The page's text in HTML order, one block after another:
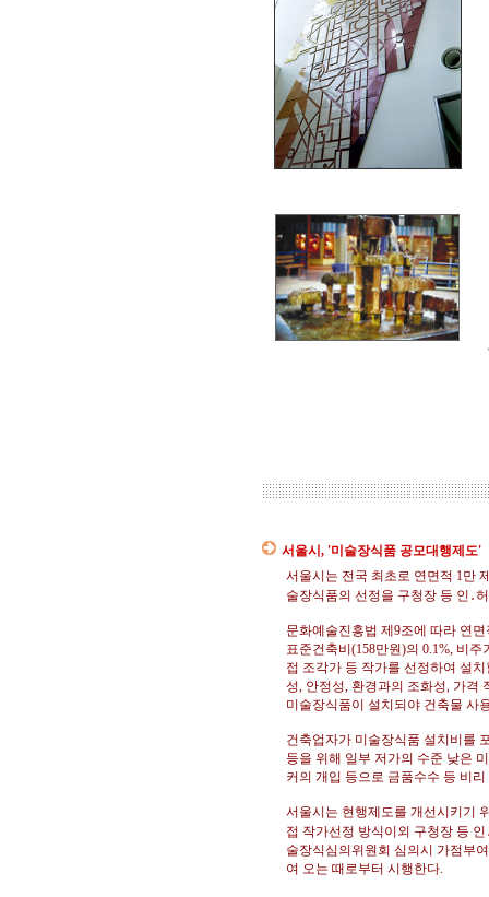
서울시, '미술장식품 공모대행제도'
서울시는 전국 최초로 연면적 1만
술장식품의 선정을 구청장 등 인․
문화예술진흥법 제9조에 따라 연
표준건축비(158만원)의 0.1%, 비
접 조각가 등 작가를 선정하여 설
성, 안정성, 환경과의 조화성, 가격
미술장식품이 설치되야 건축물 사
건축업자가 미술장식품 설치비를
등을 위해 일부 저가의 수준 낮은
커의 개입 등으로 금품수수 등 비
서울시는 현행제도를 개선시키기
접 작가선정 방식이외 구청장 등
술장식심의위원회 심의시 가점부
여 오는 때로부터 시행한다.